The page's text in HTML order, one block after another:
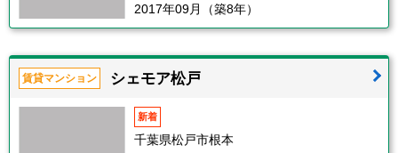
2017年09月（築8年）
賃貸マンション シェモア松戸
新着
千葉県松戸市根本